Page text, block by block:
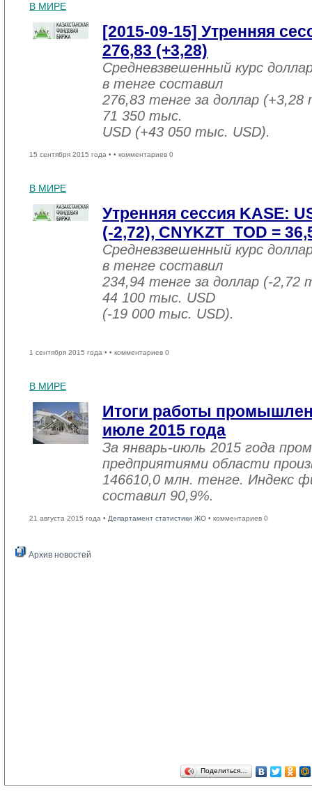
В МИРЕ
[2015-09-15] Утренняя
276,83 (+3,28)
Средневзвешенный курс
в тенге составил
276,83 тенге за доллар
71 350 тыс.
USD (+43 050 тыс. USD).
15 сентября 2015 года • • комментариев 0
В МИРЕ
Утренняя сессия KASE:
(-2,72), CNYKZT_TOD =
Средневзвешенный курс
в тенге составил
234,94 тенге за доллар (-2,72
44 100 тыс. USD
(-19 000 тыс. USD).
1 сентября 2015 года • • комментариев 0
В МИРЕ
Итоги работы
июле 2015 года
За январь-июль 2015 года
предприятиями области
146610,0 млн. тенге. Индекс
составил 90,9%.
21 августа 2015 года • Департамент статистики ЖО • комментариев 0
Архив новостей
Поделиться…